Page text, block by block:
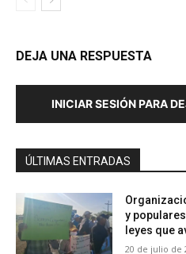
DEJA UNA RESPUESTA
INICIAR SESIÓN PARA
ÚLTIMAS ENTRADAS
y
leyes que
20 de julio de